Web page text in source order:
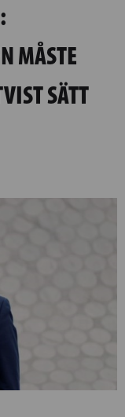
MÅSTE
SÄTT